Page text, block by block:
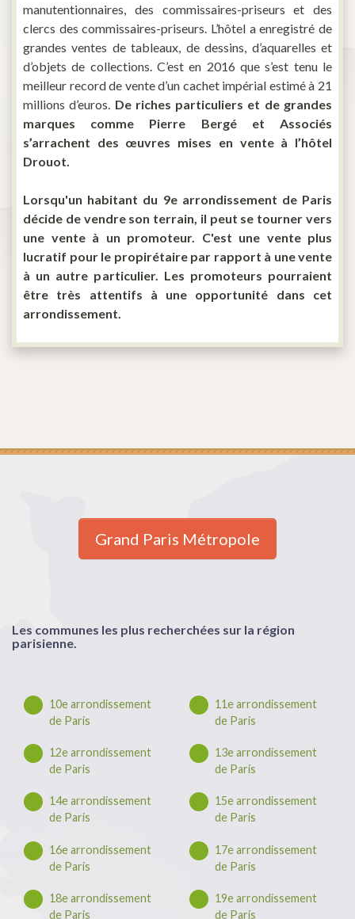
manutentionnaires, des commissaires-priseurs et des
clercs des commissaires-priseurs. L’hôtel a enregistré de
grandes ventes de tableaux, de dessins, d’aquarelles et
d’objets de collections. C’est en 2016 que s’est tenu le
meilleur record de vente d’un cachet impérial estimé à 21
millions d’euros. De riches particuliers et de grandes
marques comme Pierre Bergé et Associés
s’arrachent des œuvres mises en vente à l’hôtel
Drouot.
Lorsqu'un habitant du 9e arrondissement de Paris
décide de vendre son terrain, il peut se tourner vers
une vente à un promoteur. C'est une vente plus
lucratif pour le propirétaire par rapport à une vente
à un autre particulier. Les promoteurs pourraient
être très attentifs à une opportunité dans cet
arrondissement.
Grand Paris Métropole
Les communes les plus recherchées sur la région
parisienne.
10e arrondissement
de Paris
11e arrondissement
de Paris
12e arrondissement
de Paris
13e arrondissement
de Paris
14e arrondissement
de Paris
15e arrondissement
de Paris
16e arrondissement
de Paris
17e arrondissement
de Paris
18e arrondissement
de Paris
19e arrondissement
de Paris